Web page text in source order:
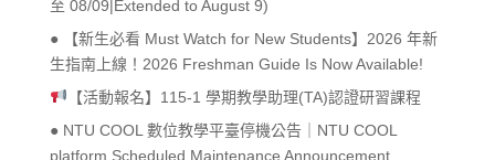
至 08/09|Extended to August 9)
● 【新生必看 Must Watch for New Students】2026 年新
生指南上線！2026 Freshman Guide Is Now Available!
【活動報名】115-1 學期教學助理(TA)認證研習課程
● NTU COOL 數位教學平臺停機公告｜NTU COOL
platform Scheduled Maintenance Announcement